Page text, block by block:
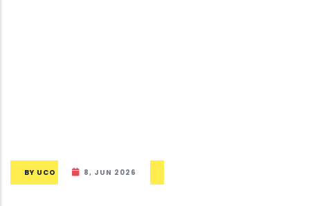
BY UCO 8, JUN 2026